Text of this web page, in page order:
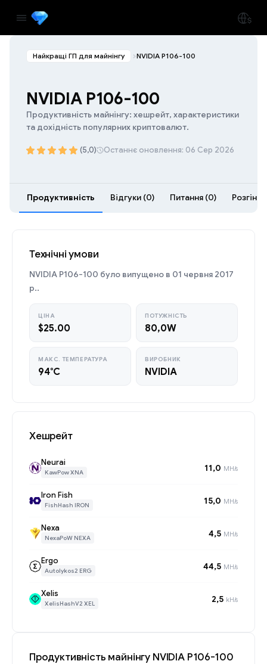
Найкращі ГП для майнінгу NVIDIA P106-100
NVIDIA P106-100
Продуктивність майнінгу: хешрейт, характеристики
та дохідність популярних криптовалют.
(5,0) Останнє оновлення: 06 Сер 2026
Продуктивність Відгуки (0) Питання (0) Розгін
Технічні умови
NVIDIA P106-100 було випущено в 01 червня 2017
р..
ЦІНА
$25.00
ПОТУЖНІСТЬ
80,0W
МАКС. ТЕМПЕРАТУРА
94°C
ВИРОБНИК
NVIDIA
Хешрейт
Neurai
KawPow XNA 11,0 MH/s
Iron Fish
FishHash IRON 15,0 MH/s
Nexa
NexaPoW NEXA 4,5 MH/s
Ergo
Autolykos2 ERG 44,5 MH/s
Xelis
XelisHashV2 XEL 2,5 kH/s
Продуктивність майнінгу NVIDIA P106-100